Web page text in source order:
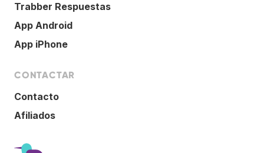
Trabber Respuestas
App Android
App iPhone
CONTACTAR
Contacto
Afiliados